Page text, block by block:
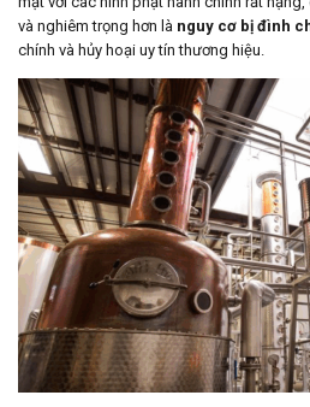
và nghiêm trọng hơn là nguy cơ bị đình
chính và hủy hoại uy tín thương hiệu.